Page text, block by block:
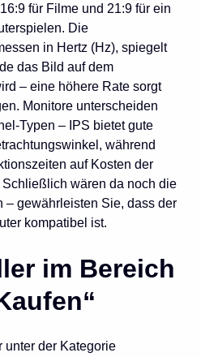
für Filme und 21:9 für ein
Die
in Hertz (Hz), spiegelt
das Bild auf dem
– eine höhere Rate sorgt
Monitore unterscheiden
Typen – IPS bietet gute
während
auf Kosten der
wären da noch die
– gewährleisten Sie, dass der
kompatibel ist.
im Bereich
unter der Kategorie